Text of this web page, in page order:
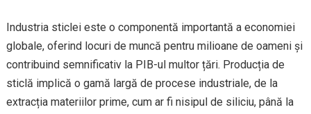
Industria sticlei este o componentă importantă a economiei
globale, oferind locuri de muncă pentru milioane de oameni și
contribuind semnificativ la PIB-ul multor țări. Producția de
sticlă implică o gamă largă de procese industriale, de la
extracția materiilor prime, cum ar fi nisipul de siliciu, până la